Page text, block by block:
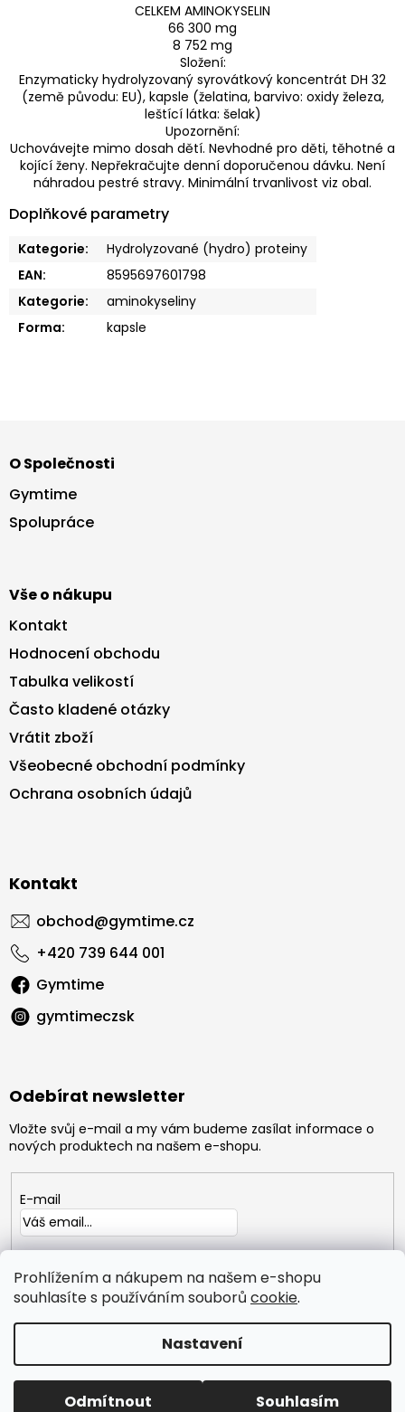
Prohlížením a nákupem na našem e-shopu
souhlasíte s používáním souborů cookie.
Nastavení
Odmítnout Souhlasím
CELKEM AMINOKYSELIN
66 300 mg
8 752 mg
Složení:
Enzymaticky hydrolyzovaný syrovátkový koncentrát DH 32
(země původu: EU), kapsle (želatina, barvivo: oxidy železa,
leštící látka: šelak)
Upozornění:
Uchovávejte mimo dosah dětí. Nevhodné pro děti, těhotné a
kojící ženy. Nepřekračujte denní doporučenou dávku. Není
náhradou pestré stravy. Minimální trvanlivost viz obal.
Doplňkové parametry
Kategorie:
Hydrolyzované (hydro) proteiny
EAN:
8595697601798
Kategorie:
aminokyseliny
Forma: kapsle
p
a
O Společnosti
Gymtime
Spolupráce
Vše o nákupu
Kontakt
Hodnocení obchodu
Tabulka velikostí
Často kladené otázky
Vrátit zboží
Všeobecné obchodní podmínky
Ochrana osobních údajů
Kontakt
obchod@gymtime.cz
+420 739 644 001
Gymtime
gymtimeczsk
Odebírat newsletter
Vložte svůj e-mail a my vám budeme zasílat informace o
nových produktech na našem e-shopu.
E-mail
osobních údajů
Copyright 2026GYMTIME. Všechna práva vyhrazena.